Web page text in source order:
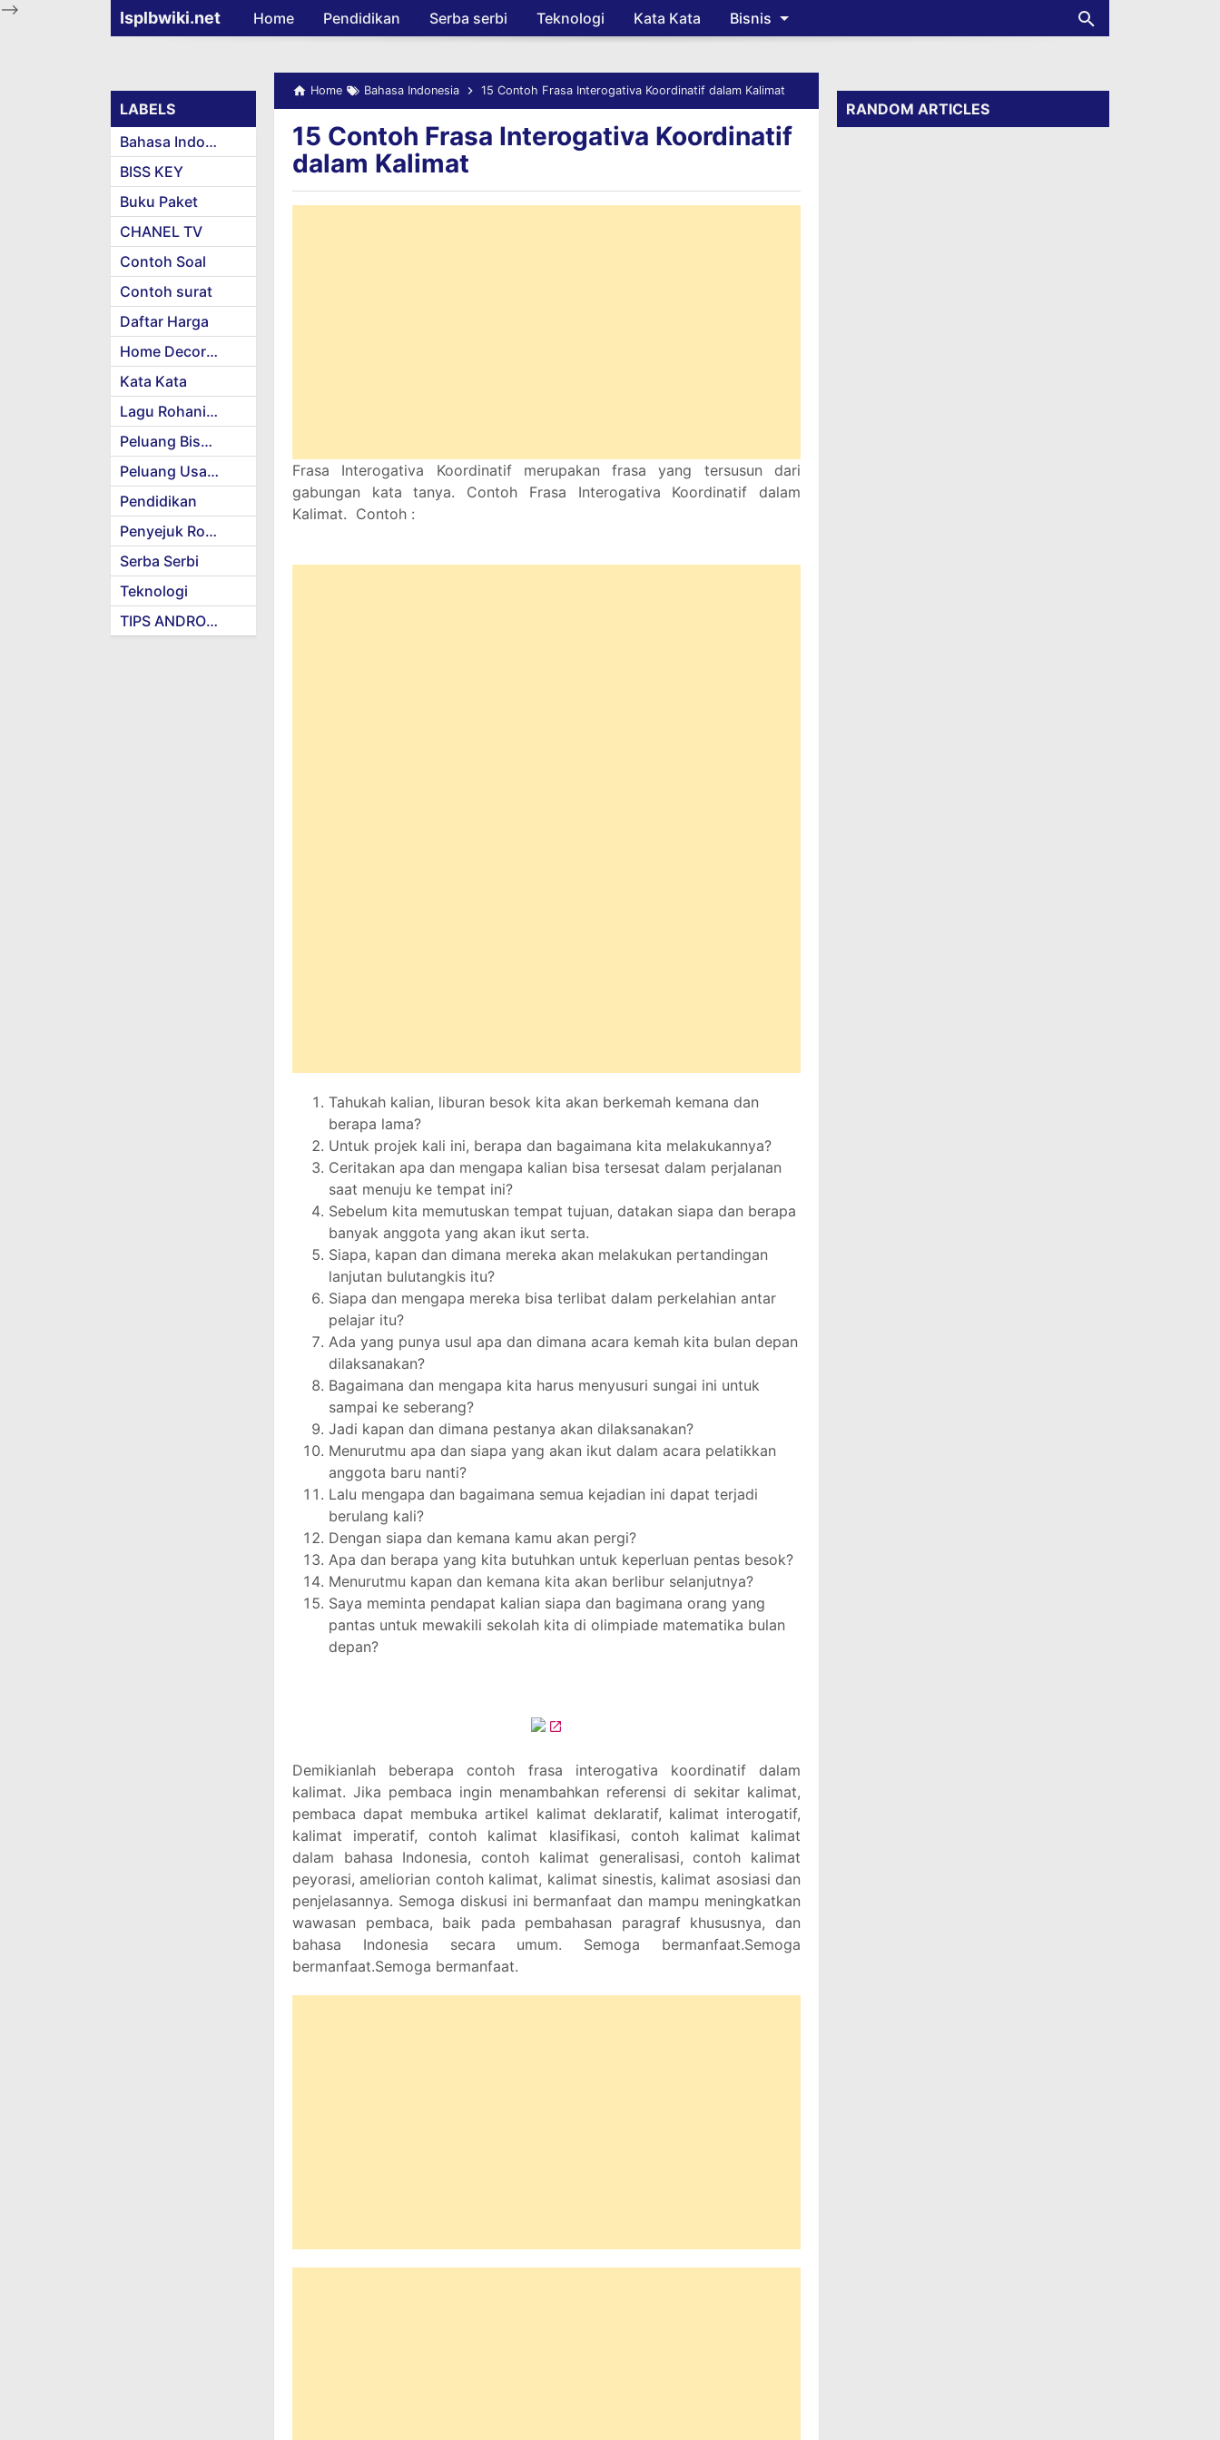
-->
Skip to main content
Isplbwiki.net Home Pendidikan Serba serbi Teknologi Kata Kata Bisnis
Home Bahasa Indonesia 15 Contoh Frasa Interogativa Koordinatif dalam Kalimat
15 Contoh Frasa Interogativa Koordinatif
dalam Kalimat
Frasa Interogativa Koordinatif merupakan frasa yang tersusun dari
gabungan kata tanya. Contoh Frasa Interogativa Koordinatif dalam
Kalimat. Contoh :
Tahukah kalian, liburan besok kita akan berkemah kemana dan
berapa lama?
Untuk projek kali ini, berapa dan bagaimana kita melakukannya?
Ceritakan apa dan mengapa kalian bisa tersesat dalam perjalanan
saat menuju ke tempat ini?
Sebelum kita memutuskan tempat tujuan, datakan siapa dan berapa
banyak anggota yang akan ikut serta.
Siapa, kapan dan dimana mereka akan melakukan pertandingan
lanjutan bulutangkis itu?
Siapa dan mengapa mereka bisa terlibat dalam perkelahian antar
pelajar itu?
Ada yang punya usul apa dan dimana acara kemah kita bulan depan
dilaksanakan?
Bagaimana dan mengapa kita harus menyusuri sungai ini untuk
sampai ke seberang?
Jadi kapan dan dimana pestanya akan dilaksanakan?
Menurutmu apa dan siapa yang akan ikut dalam acara pelatikkan
anggota baru nanti?
Lalu mengapa dan bagaimana semua kejadian ini dapat terjadi
berulang kali?
Dengan siapa dan kemana kamu akan pergi?
Apa dan berapa yang kita butuhkan untuk keperluan pentas besok?
Menurutmu kapan dan kemana kita akan berlibur selanjutnya?
Saya meminta pendapat kalian siapa dan bagimana orang yang
pantas untuk mewakili sekolah kita di olimpiade matematika bulan
depan?
Demikianlah beberapa contoh frasa interogativa koordinatif dalam
kalimat. Jika pembaca ingin menambahkan referensi di sekitar kalimat,
pembaca dapat membuka artikel kalimat deklaratif, kalimat interogatif,
kalimat imperatif, contoh kalimat klasifikasi, contoh kalimat kalimat
dalam bahasa Indonesia, contoh kalimat generalisasi, contoh kalimat
peyorasi, ameliorian contoh kalimat, kalimat sinestis, kalimat asosiasi dan
penjelasannya. Semoga diskusi ini bermanfaat dan mampu meningkatkan
wawasan pembaca, baik pada pembahasan paragraf khususnya, dan
bahasa Indonesia secara umum. Semoga bermanfaat.Semoga
bermanfaat.Semoga bermanfaat.
LABELS
Bahasa Indonesia
BISS KEY
Buku Paket
CHANEL TV
Contoh Soal
Contoh surat
Daftar Harga
Home Decoration
Kata Kata
Lagu Rohani Kristen
Peluang Bisnis
Peluang Usaha
Pendidikan
Penyejuk Rohani
Serba Serbi
Teknologi
TIPS ANDROID
RANDOM ARTICLES